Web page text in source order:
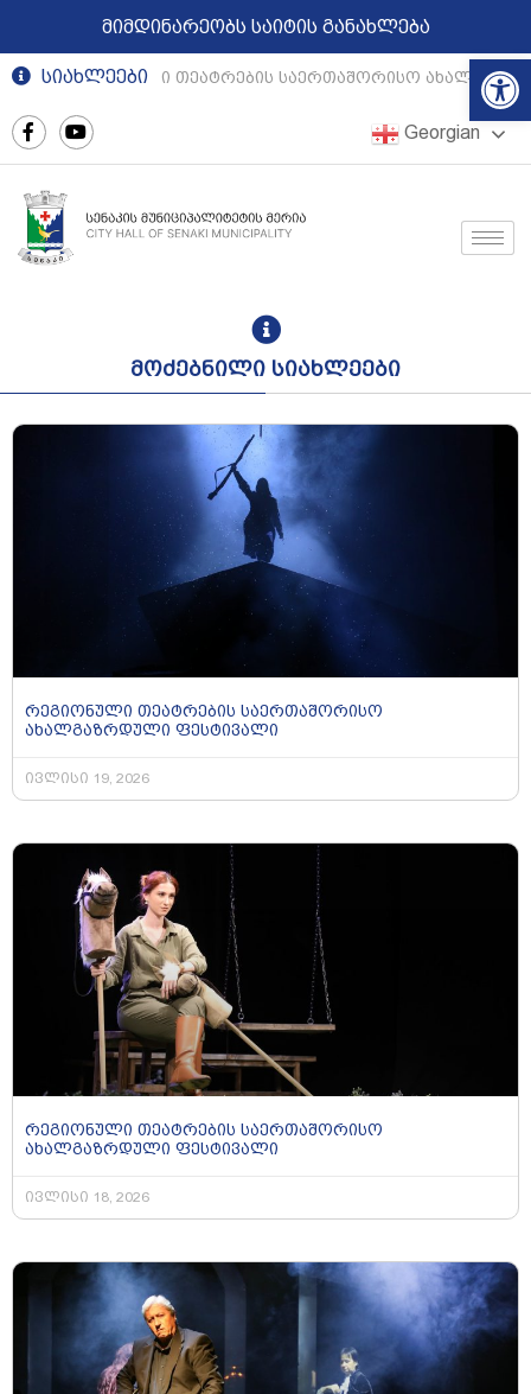
მიმდინარეობს საიტის განახლება
სიახლეები
რეგიონული თეატრების საერთაშორისო
Georgian
მოძებნილი სიახლეები
რეგიონული თეატრების საერთაშორისო
ახალგაზრდული ფესტივალი
ივლისი 19, 2026
რეგიონული თეატრების საერთაშორისო
ახალგაზრდული ფესტივალი
ივლისი 18, 2026